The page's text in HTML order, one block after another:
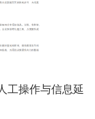
工操作与信息延